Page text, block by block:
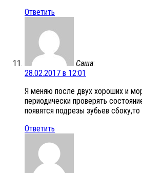
Ответить
Саша:
28.02.2017 в 12:01
Я меняю после двух хороших и
периодически проверять
появятся подрезы зубьев сбоку,то
Ответить